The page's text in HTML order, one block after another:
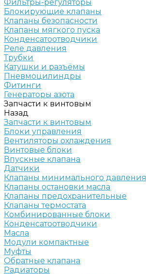
Фильтры-регуляторы
Блокирующие клапаны
Клапаны безопасности
Клапаны мягкого пуска
Конденсатоотводчики
Реле давления
Трубки
Катушки и разъёмы
Пневмоцилиндры
Фитинги
Генераторы азота
Запчасти к винтовым
Назад
Запчасти к винтовым
Блоки управления
Вентиляторы охлаждения
Винтовые блоки
Впускные клапана
Датчики
Клапаны минимального давления
Клапаны остановки масла
Клапаны предохранительные
Клапаны термостата
Комбинированные блоки
Конденсатоотводчики
Масла
Модули компактные
Муфты
Обратные клапана
Радиаторы